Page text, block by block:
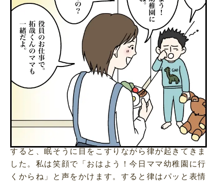
すると、眠そうに目をこすりながら律が起きてきま
した。私は笑顔で「おはよう！今日ママ幼稚園に行
くからね」と声をかけます。すると律はパッと表情